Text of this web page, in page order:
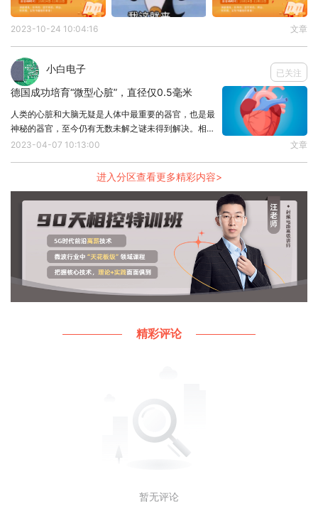
2）内容生产技术。打造适用元宇宙的智能内容生产
工具，发展智能采集、智能渲染、智能编码、智能审
核、智能驱动、智能生成与智能编辑，提高内容生产
效率和质量，实现多人实时协同、端边云一体渲染的
内容生产。
3）数字孪生技术。重点发展实时化仿真、物理精准
仿真、云化建模仿真、数据驱动混合建模、群体智能
互操作技术，建立面向特定行业、特定环节的模型
库、工艺库等基础知识库。
4）感知交互技术。突破手势、眼动、头部追踪、动
作捕捉等体感交互技术，攻关语音、情感交互技术，
前瞻布局新型显示、肌电传感等，实现基于自然交互
的人、物、场同步，推动多通道感知交互的融合发
展。
5）网络与计算技术。推动5G-A/6G、千兆光网/万兆
为响应中央的元宇宙宏图，省级及市级也纷纷布局元
宇宙蓝图，下面来看看相关政策：
《四川省元宇宙产业发展行动计划(2023-2025年)》
2023-10-24 10:04:16 文章
小白电子 已关注
德国成功培育“微型心脏”，直径仅0.5毫米
人类的心脏和大脑无疑是人体中最重要的器官，也是最
神秘的器官，至今仍有无数未解之谜未得到解决。相比
大脑，心脏虽然在科技层面应用较少，但心脏构造和原
道，来自德国慕尼黑理工大学的研究小组成功通过干细
2023-04-07 10:13:00 文章
进入分区查看更多精彩内容>
精彩评论
暂无评论